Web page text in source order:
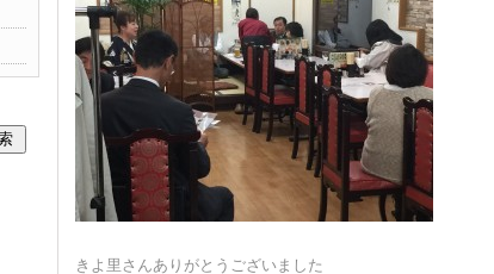
きよ里さんありがとうございました